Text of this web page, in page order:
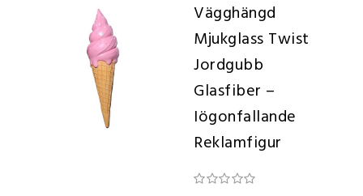
Vägghängd
Mjukglass Twist
Jordgubb
Glasfiber –
Iögonfallande
Reklamfigur